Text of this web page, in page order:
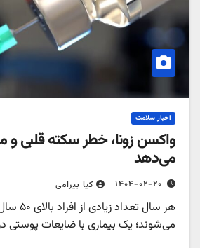
اخبار سلامت
واکسن زونا، خطر سکته قلبی
می‌دهد
۱۴۰۴-۰۲-۲۰ کیا بیرامی
هر سال
می‌شوند؛ یک بیماری‌ با ضایعات پوستی